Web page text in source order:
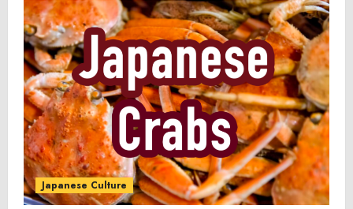
Japanese Culture